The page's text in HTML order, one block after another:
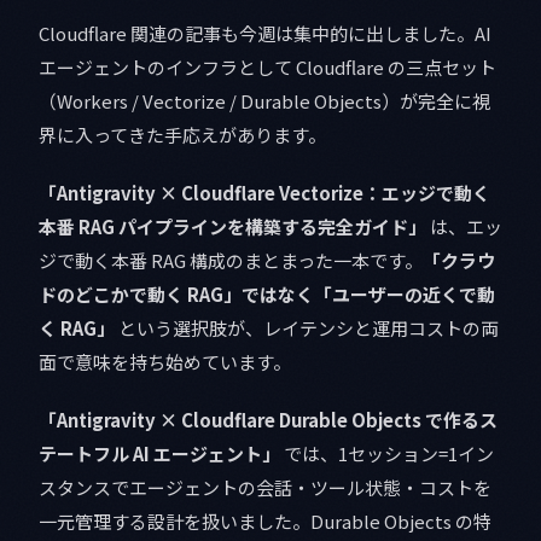
Cloudflare 関連の記事も今週は集中的に出しました。AI
エージェントのインフラとして Cloudflare の三点セット
（Workers / Vectorize / Durable Objects）が完全に視
界に入ってきた手応えがあります。
「Antigravity × Cloudflare Vectorize：エッジで動く
本番 RAG パイプラインを構築する完全ガイド」
は、エッ
ジで動く本番 RAG 構成のまとまった一本です。
「クラウ
ドのどこかで動く RAG」ではなく「ユーザーの近くで動
く RAG」
という選択肢が、レイテンシと運用コストの両
面で意味を持ち始めています。
「Antigravity × Cloudflare Durable Objects で作るス
テートフル AI エージェント」
では、1セッション=1イン
スタンスでエージェントの会話・ツール状態・コストを
一元管理する設計を扱いました。Durable Objects の特